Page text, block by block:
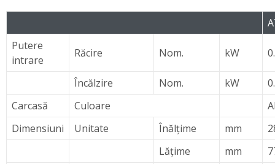
Putere
intrare
Răcire Nom. kW
Încălzire Nom. kW
Carcasă
Culoare
Dimensiuni
Unitate Înălțime mm
Lățime
mm